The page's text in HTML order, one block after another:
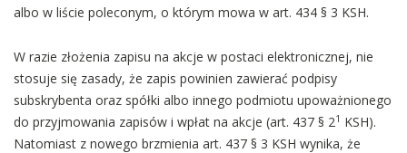
albo w liście poleconym, o którym mowa w art. 434 § 3 KSH.
W razie złożenia zapisu na akcje w postaci elektronicznej, nie
stosuje się zasady, że zapis powinien zawierać podpisy
subskrybenta oraz spółki albo innego podmiotu upoważnionego
do przyjmowania zapisów i wpłat na akcje (art. 437 § 21 KSH).
Natomiast z nowego brzmienia art. 437 § 3 KSH wynika, że